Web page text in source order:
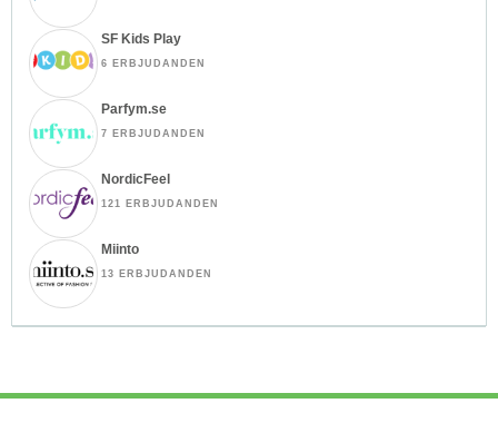
SF Kids Play
6 ERBJUDANDEN
Parfym.se
7 ERBJUDANDEN
NordicFeel
121 ERBJUDANDEN
Miinto
13 ERBJUDANDEN